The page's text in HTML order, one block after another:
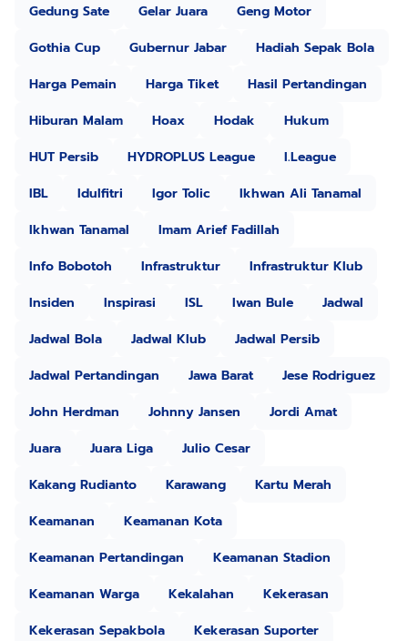
Gedung Sate
Gelar Juara
Geng Motor
Gothia Cup
Gubernur Jabar
Hadiah Sepak Bola
Harga Pemain
Harga Tiket
Hasil Pertandingan
Hiburan Malam
Hoax Hodak
Hukum
HUT Persib
HYDROPLUS League
I.League
IBL
Idulfitri Igor Tolic
Ikhwan Ali Tanamal
Ikhwan Tanamal
Imam Arief Fadillah
Info Bobotoh
Infrastruktur
Infrastruktur Klub
Insiden
Inspirasi ISL Iwan Bule
Jadwal
Jadwal Bola
Jadwal Klub
Jadwal Persib
Jadwal Pertandingan
Jawa Barat
Jese Rodriguez
John Herdman
Johnny Jansen
Jordi Amat
Juara
Juara Liga
Julio Cesar
Kakang Rudianto
Karawang
Kartu Merah
Keamanan
Keamanan Kota
Keamanan Pertandingan
Keamanan Stadion
Keamanan Warga
Kekalahan
Kekerasan
Kekerasan Sepakbola
Kekerasan Suporter